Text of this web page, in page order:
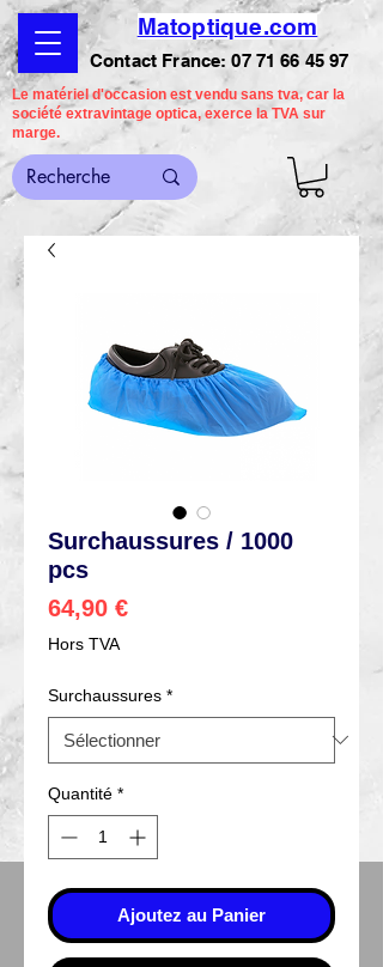
Matoptique.com
Contact France:07 71 66 45 97
Le matériel d'occasion est vendu sans tva, car la
société extravintage optica, exerce la TVA sur
marge.
Surchaussures / 1000
pcs
64,90 €Prix
Hors TVA
Surchaussures *
Quantité *
Ajoutez au Panier